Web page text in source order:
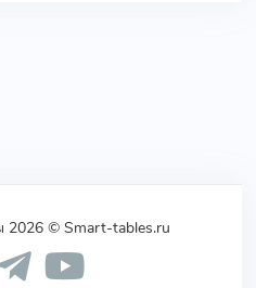
2026 © Smart-tables.ru